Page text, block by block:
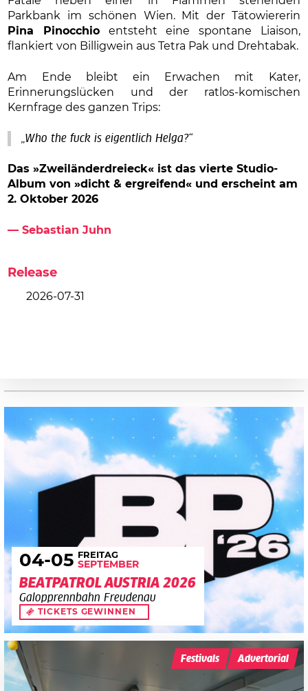
Parkbank im schönen Wien. Mit der Tätowiererin
Pina Pinocchio entsteht eine spontane Liaison,
flankiert von Billigwein aus Tetra Pak und Drehtabak.
Am Ende bleibt ein Erwachen mit Kater,
Erinnerungslücken und der ratlos-komischen
Kernfrage des ganzen Trips:
„Who the fuck is eigentlich Helga?“
Das »Zweiländerdreieck« ist das vierte Studio-
Albumvon »dicht & ergreifend« und erscheint am
2. Oktober 2026
— Sebastian Juhn
Release
2026-07-31
04-05 FREITAG
SEPTEMBER
BEATPATROL AUSTRIA 2026
Galopprennbahn Freudenau
TICKETS GEWINNEN
Festivals Advertorial